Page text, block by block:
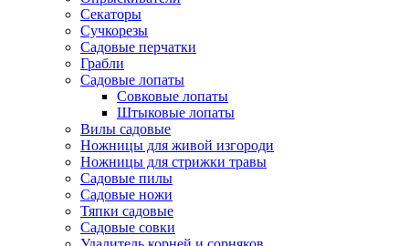
Секаторы
Сучкорезы
Садовые перчатки
Грабли
Садовые лопаты
Совковые лопаты
Штыковые лопаты
Вилы садовые
Ножницы для живой изгороди
Ножницы для стрижки травы
Садовые пилы
Садовые ножи
Тяпки садовые
Садовые совки